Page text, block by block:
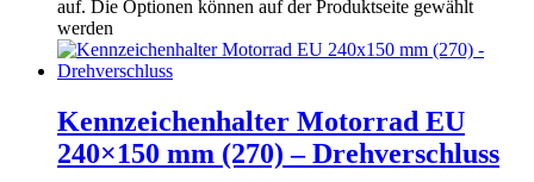
auf. Die Optionen können auf der Produktseite gewählt
werden
Kennzeichenhalter Motorrad EU
240×150 mm (270) – Drehverschluss